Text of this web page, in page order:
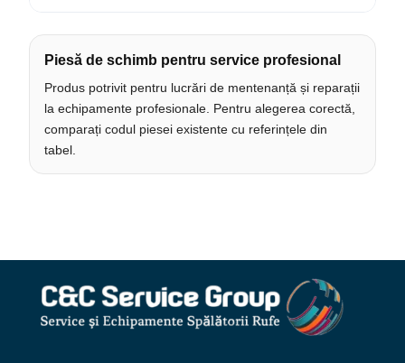
Piesă de schimb pentru service profesional
Produs potrivit pentru lucrări de mentenanță și reparații
la echipamente profesionale. Pentru alegerea corectă,
comparați codul piesei existente cu referințele din
tabel.